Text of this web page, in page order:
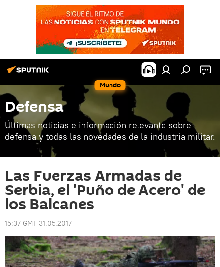
Mundo
Defensa
Últimas noticias e información relevante sobre
defensa y todas las novedades de la industria militar.
Las Fuerzas Armadas de
Serbia, el 'Puño de Acero' de
los Balcanes
15:37 GMT 31.05.2017